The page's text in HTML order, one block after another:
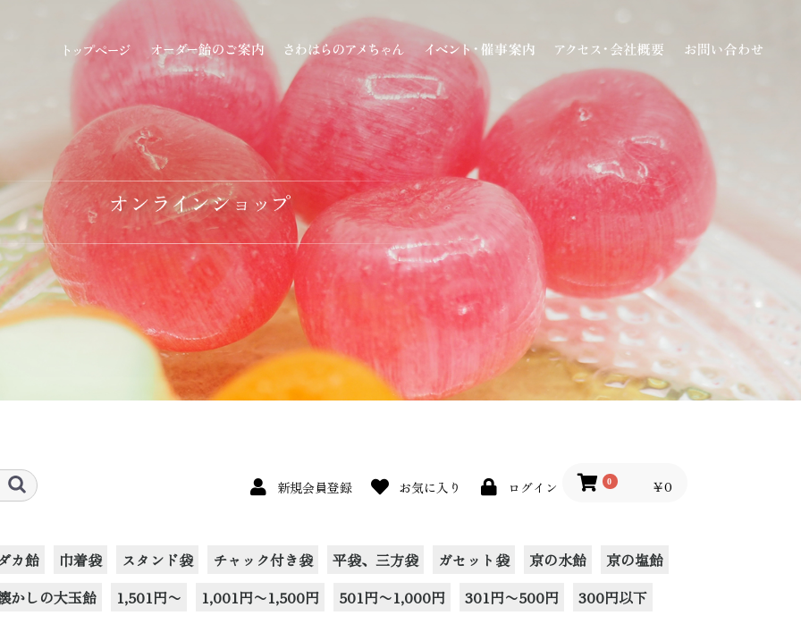
新規会員登録 お気に入り ログイン 0 ￥0
カ飴 巾着袋 スタンド袋 チャック付き袋 平袋、三方袋 ガセット袋 京の水飴
京の塩飴
かしの大玉飴
1,501円〜 1,001円〜1,500円 501円〜1,000円 301円〜500円 300円以下